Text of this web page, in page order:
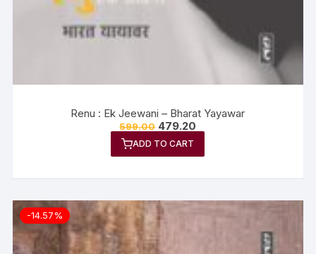
Renu : Ek Jeewani – Bharat Yayawar
599.00 479.20
ADD TO CART
-14.57%